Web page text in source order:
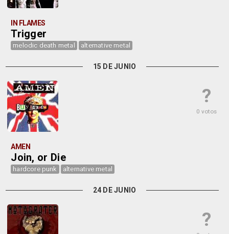
IN FLAMES
Trigger
melodic death metal alternative metal
15 DE JUNIO
?
0 votos
AMEN
Join, or Die
hardcore punk alternative metal
24 DE JUNIO
?